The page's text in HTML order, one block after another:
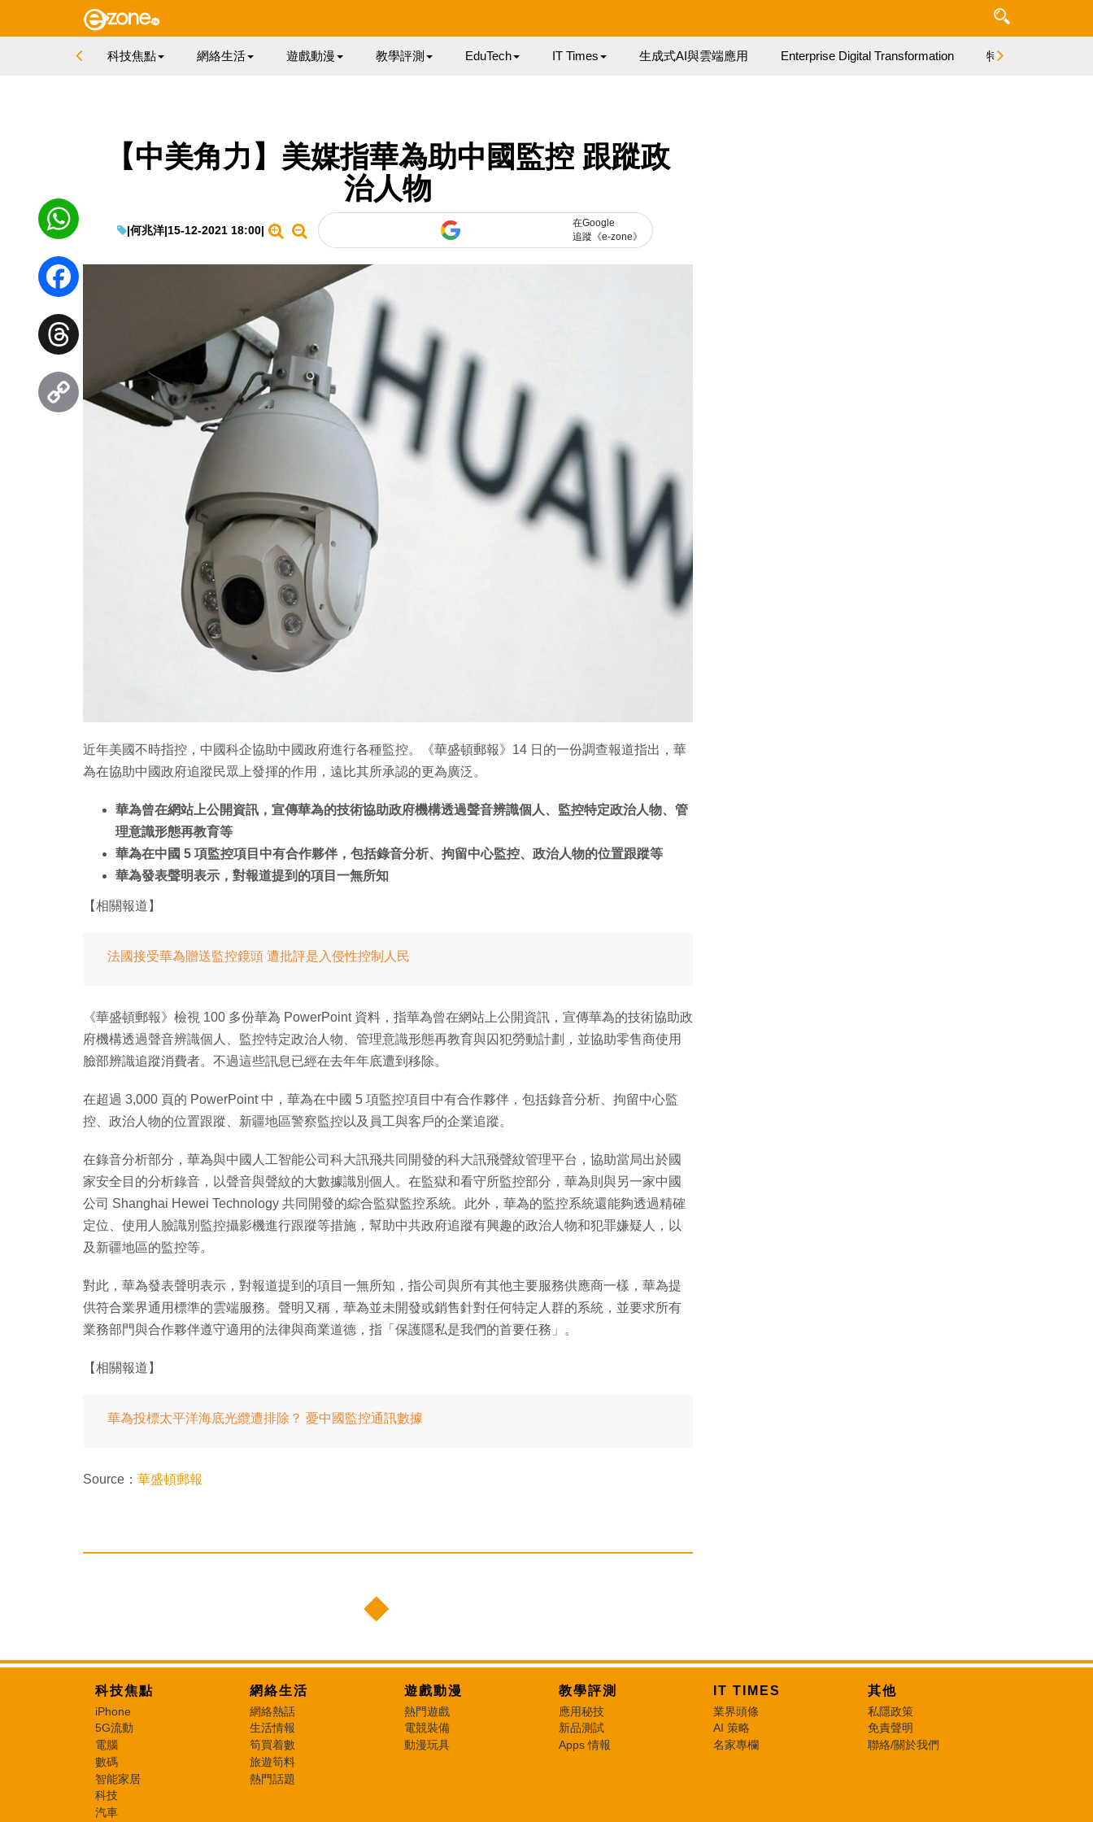
科技焦點 網絡生活 遊戲動漫 教學評測 EduTech IT Times 生成式AI與雲端應用 Enterprise Digital Transformation 特集
【中美角力】美媒指華為助中國監控 跟蹤政
治人物
|何兆洋|15-12-2021 18:00|
在Google
追蹤《e-zone》
近年美國不時指控，中國科企協助中國政府進行各種監控。《華盛頓郵報》14 日的一份調查報道指出，華
為在協助中國政府追蹤民眾上發揮的作用，遠比其所承認的更為廣泛。
華為曾在網站上公開資訊，宣傳華為的技術協助政府機構透過聲音辨識個人、監控特定政治人物、管
理意識形態再教育等
華為在中國 5 項監控項目中有合作夥伴，包括錄音分析、拘留中心監控、政治人物的位置跟蹤等
華為發表聲明表示，對報道提到的項目一無所知
【相關報道】
法國接受華為贈送監控鏡頭 遭批評是入侵性控制人民
《華盛頓郵報》檢視 100 多份華為 PowerPoint 資料，指華為曾在網站上公開資訊，宣傳華為的技術協助政
府機構透過聲音辨識個人、監控特定政治人物、管理意識形態再教育與囚犯勞動計劃，並協助零售商使用
臉部辨識追蹤消費者。不過這些訊息已經在去年年底遭到移除。
在超過 3,000 頁的 PowerPoint 中，華為在中國 5 項監控項目中有合作夥伴，包括錄音分析、拘留中心監
控、政治人物的位置跟蹤、新疆地區警察監控以及員工與客戶的企業追蹤。
在錄音分析部分，華為與中國人工智能公司科大訊飛共同開發的科大訊飛聲紋管理平台，協助當局出於國
家安全目的分析錄音，以聲音與聲紋的大數據識別個人。在監獄和看守所監控部分，華為則與另一家中國
公司 Shanghai Hewei Technology 共同開發的綜合監獄監控系統。此外，華為的監控系統還能夠透過精確
定位、使用人臉識別監控攝影機進行跟蹤等措施，幫助中共政府追蹤有興趣的政治人物和犯罪嫌疑人，以
及新疆地區的監控等。
對此，華為發表聲明表示，對報道提到的項目一無所知，指公司與所有其他主要服務供應商一樣，華為提
供符合業界通用標準的雲端服務。聲明又稱，華為並未開發或銷售針對任何特定人群的系統，並要求所有
業務部門與合作夥伴遵守適用的法律與商業道德，指「保護隱私是我們的首要任務」。
【相關報道】
華為投標太平洋海底光纜遭排除？ 憂中國監控通訊數據
Source： 華盛頓郵報
WhatsApp
Facebook
Threads
科技焦點
iPhone
5G流動
電腦
數碼
智能家居
科技
汽車
網絡生活
網絡熱話
生活情報
筍買着數
旅遊筍料
熱門話題
遊戲動漫
熱門遊戲
電競裝備
動漫玩具
教學評測
應用秘技
新品測試
Apps 情報
IT TIMES
業界頭條
AI 策略
名家專欄
其他
私隱政策
免責聲明
聯絡/關於我們